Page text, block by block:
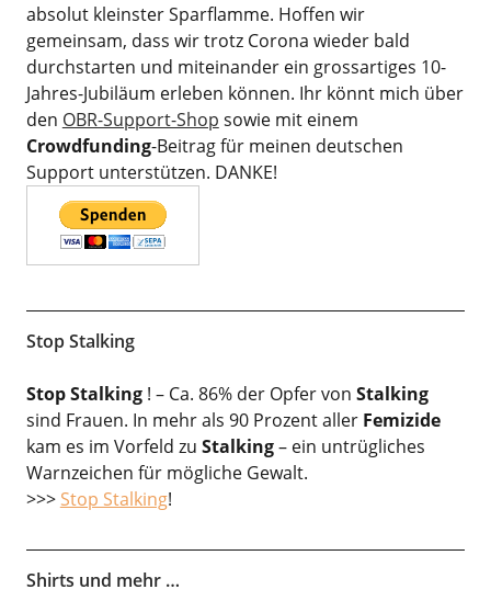
absolut kleinster Sparflamme. Hoffen wir
gemeinsam, dass wir trotz Corona wieder bald
durchstarten und miteinander ein grossartiges 10-
Jahres-Jubiläum erleben können. Ihr könnt mich über
den OBR-Support-Shop sowie mit einem
Crowdfunding-Beitrag für meinen deutschen
Support unterstützen. DANKE!
Stop Stalking
Stop Stalking! – Ca. 86% der Opfer von Stalking
sind Frauen. In mehr als 90 Prozent aller Femizide
kam es im Vorfeld zu Stalking– ein untrügliches
Warnzeichen für mögliche Gewalt.
>>> Stop Stalking!
Shirts und mehr …